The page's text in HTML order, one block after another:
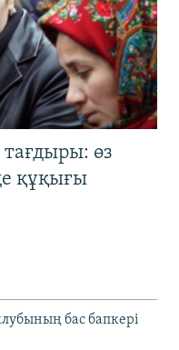
өз
құқығы
бас бапкері